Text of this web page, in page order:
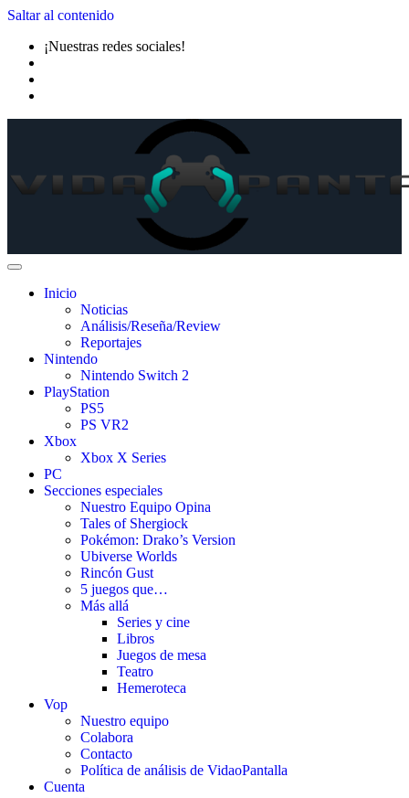
Saltar al contenido
¡Nuestras redes sociales!
Inicio
Noticias
Análisis/Reseña/Review
Reportajes
Nintendo
Nintendo Switch 2
PlayStation
PS5
PS VR2
Xbox
Xbox X Series
PC
Secciones especiales
Nuestro Equipo Opina
Tales of Shergiock
Pokémon: Drako’s Version
Ubiverse Worlds
Rincón Gust
5 juegos que…
Más allá
Series y cine
Libros
Juegos de mesa
Teatro
Hemeroteca
Vop
Nuestro equipo
Colabora
Contacto
Política de análisis de VidaoPantalla
Cuenta